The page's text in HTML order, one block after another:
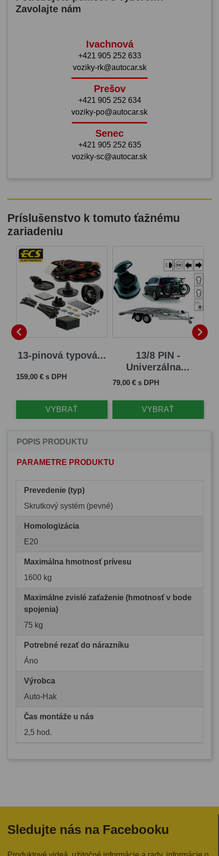
Zavolajte nám
Ivachnová
+421 905 252 633
voziky-rk@autocar.sk
Prešov
+421 905 252 634
voziky-po@autocar.sk
Senec
+421 905 252 635
voziky-sc@autocar.sk
Príslušenstvo k tomuto ťažnému
zariadeniu

13-pinová typová...
Cena
159,00 € s DPH
VYBRAŤ
13/8 PIN -
Univerzálna...
Cena
79,00 € s DPH
VYBRAŤ

POPIS PRODUKTU
PARAMETRE PRODUKTU
Prevedenie (typ)
Skrutkový systém (pevné)
Homologizácia
E20
Maximálna hmotnosť prívesu
1600 kg
Maximálne zvislé zaťaženie (hmotnosť v bode
spojenia)
75 kg
Potrebné rezať do nárazníku
Áno
Výrobca
Auto-Hak
Čas montáže u nás
2,5 hod.
Sledujte nás na Facebooku